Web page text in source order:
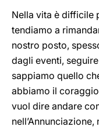
Nella vita è difficile
tendiamo a
nostro posto,
dagli eventi,
sappiamo quello
abbiamo il
vuol dire andare